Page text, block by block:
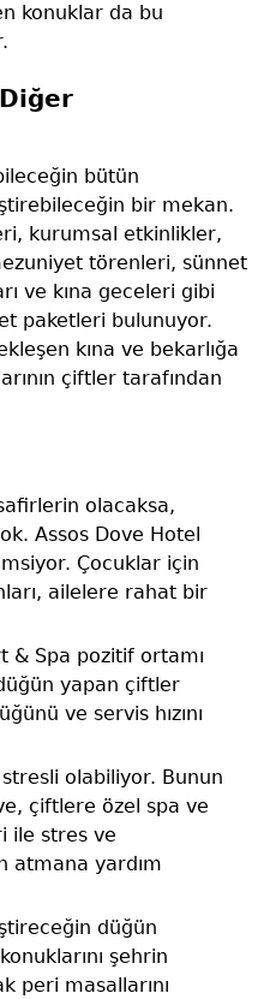
konuklar da bu
bütün
bir mekan.
kurumsal etkinlikler,
törenleri, sünnet
ve kına geceleri gibi
paketleri bulunuyor.
kına ve bekarlığa
çiftler tarafından
olacaksa,
Assos Dove Hotel
Çocuklar için
ailelere rahat bir
& Spa pozitif ortamı
yapan çiftler
ve servis hızını
olabiliyor. Bunun
çiftlere özel spa ve
ile stres ve
atmana yardım
düğün
şehrin
peri masallarını